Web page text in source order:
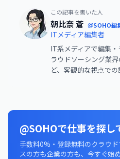
この記事を書いた人
朝比奈 蒼 ＠SOHO編
ITメディア編集者
IT系メディアで編集
ラウドソーシング業
ど、客観的な視点での
@SOHOで仕事を探し
手数料0%・登録無料のクラウ
スの方も企業の方も、今すぐ始